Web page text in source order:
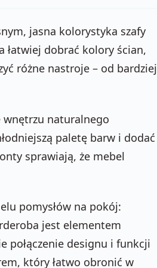
jasna kolorystyka szafy
łatwiej dobrać kolory ścian,
różne nastroje – od bardziej
wnętrzu naturalnego
paletę barw i dodać
sprawiają, że mebel
pomysłów na pokój:
jest elementem
połączenie designu i funkcji
który łatwo obronić w